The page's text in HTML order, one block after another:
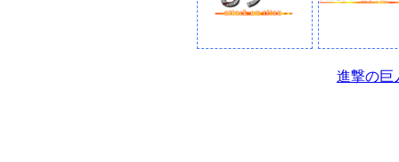
進撃の巨